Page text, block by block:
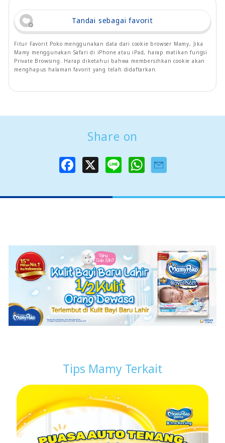
Tandai sebagai favorit
Fitur Favorit Poko menggunakan data dari cookie browser Mamy, Jika
Mamy menggunakan Safari di iPhone atau iPad, harap matikan fungsi
Private Browsing. Harap diketahui bahwa membersihkan cookie akan
menghapus halaman favorit yang telah didaftarkan.
Share on
o
W
A
Tips Mamy Terkait